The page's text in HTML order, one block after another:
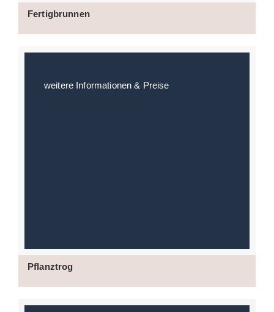
Fertigbrunnen
weitere Informationen & Preise
Pflanztrog